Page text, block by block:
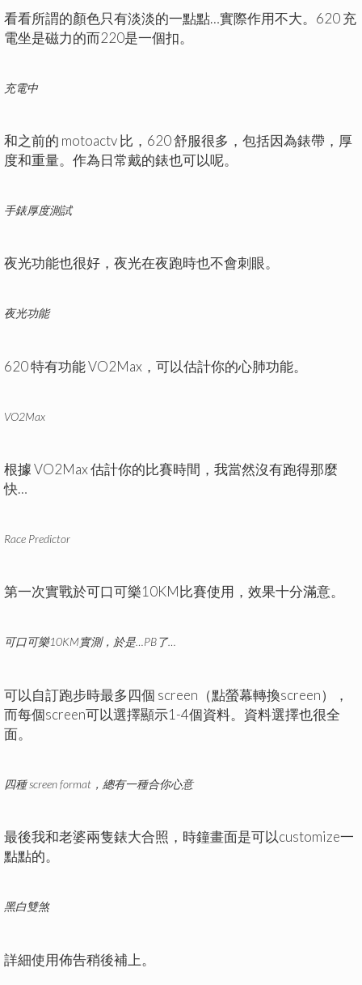
看看所謂的顏色只有淡淡的一點點…實際作用不大。620 充
電坐是磁力的而220是一個扣。
充電中
和之前的 motoactv 比，620 舒服很多，包括因為錶帶，厚
度和重量。作為日常戴的錶也可以呢。
手錶厚度測試
夜光功能也很好，夜光在夜跑時也不會刺眼。
夜光功能
620 特有功能 VO2Max，可以估計你的心肺功能。
VO2Max
根據 VO2Max 估計你的比賽時間，我當然沒有跑得那麼
快…
Race Predictor
第一次實戰於可口可樂10KM比賽使用，效果十分滿意。
可口可樂10KM實測，於是…PB了…
可以自訂跑步時最多四個 screen（點螢幕轉換screen），
而每個screen可以選擇顯示1-4個資料。資料選擇也很全
面。
四種 screen format，總有一種合你心意
最後我和老婆兩隻錶大合照，時鐘畫面是可以customize一
點點的。
黑白雙煞
詳細使用佈告稍後補上。